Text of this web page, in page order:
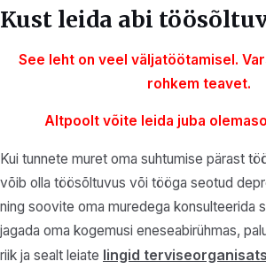
Kust leida abi
See leht on veel väljatöötamisel.
rohkem teavet.
Altpoolt võite leida juba
Kui tunnete muret oma suhtumise pärast
võib olla töösõltuvus või tööga seotud
ning soovite oma muredega konsulteerida
jagada oma kogemusi eneseabirühmas,
riik ja sealt leiate lingid